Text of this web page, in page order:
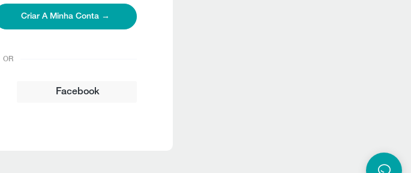
Criar A Minha Conta →
OR
Facebook